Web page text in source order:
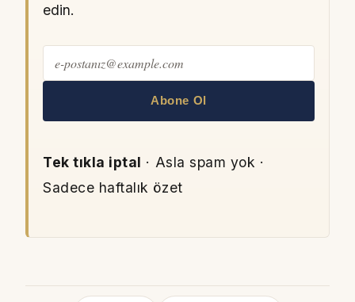
edin.
Abone Ol
Tek tıkla iptal · Asla spam yok ·
Sadece haftalık özet